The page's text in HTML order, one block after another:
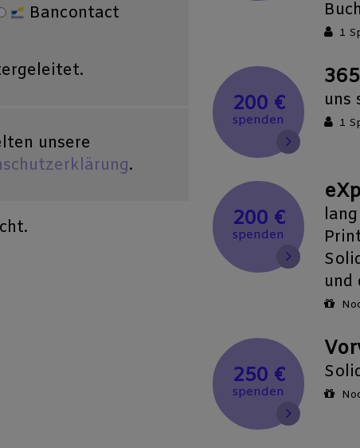
Bancontact
unsere
.
1
200 €
spenden
uns
1
200 €
spenden
und
250 €
spenden